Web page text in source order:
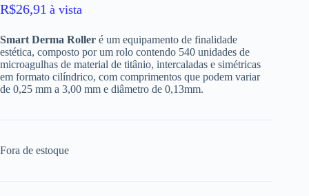
R$26,91 à vista
Smart Derma Roller é um equipamento de finalidade
estética, composto por um rolo contendo 540 unidades de
microagulhas de material de titânio, intercaladas e simétricas
em formato cilíndrico, com comprimentos que podem variar
de 0,25 mm a 3,00 mm e diâmetro de 0,13mm.
Fora de estoque